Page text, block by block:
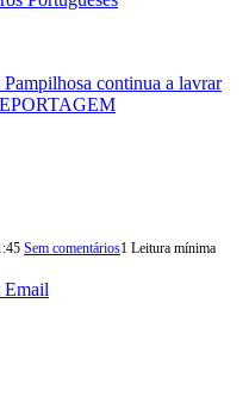
continua a lavrar
Sem comentários1 Leitura mínima
Email